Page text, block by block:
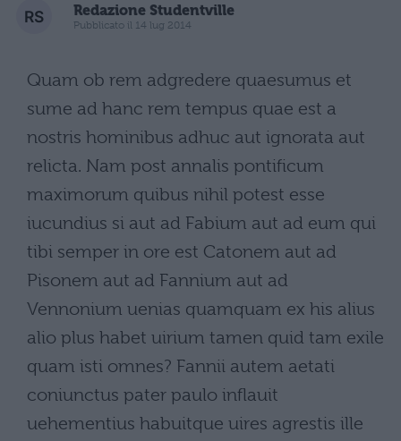
Redazione Studentville
Pubblicato il 14 lug 2014
Quam ob rem adgredere quaesumus et
sume ad hanc rem tempus quae est a
nostris hominibus adhuc aut ignorata aut
relicta. Nam post annalis pontificum
maximorum quibus nihil potest esse
iucundius si aut ad Fabium aut ad eum qui
tibi semper in ore est Catonem aut ad
Pisonem aut ad Fannium aut ad
Vennonium uenias quamquam ex his alius
alio plus habet uirium tamen quid tam exile
quam isti omnes? Fannii autem aetati
coniunctus pater paulo inflauit
uehementius habuitque uires agrestis ille